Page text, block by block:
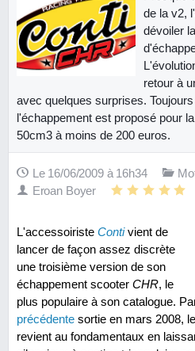
de la v2,
dévoiler
retour à
avec quelques surprises.
l'échappement est proposé pour
50cm3 à moins de 200 euros.
Le 16/06/2009 à 16h34
Eroan Boyer
L'accessoiriste Contivient de
lancer de façon assez discrète
une troisième version de son
échappement scooter CHR, le
plus populaire à son catalogue.
précédente sortie en mars 2008, le
revient au fondamentaux en